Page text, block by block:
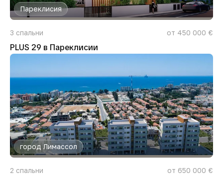
Пареклисия
3 спальни от 450 000 €
PLUS 29 в Пареклисии
город Лимассол
2 спальни от 650 000 €